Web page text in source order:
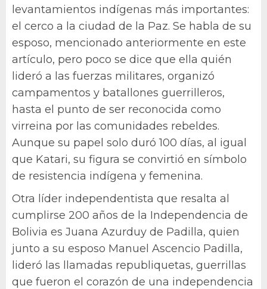
levantamientos indígenas más importantes:
el cerco a la ciudad de la Paz. Se habla de su
esposo, mencionado anteriormente en este
artículo, pero poco se dice que ella quién
lideró a las fuerzas militares, organizó
campamentos y batallones guerrilleros,
hasta el punto de ser reconocida como
virreina por las comunidades rebeldes.
Aunque su papel solo duró 100 días, al igual
que Katari, su figura se convirtió en símbolo
de resistencia indígena y femenina.
Otra líder independentista que resalta al
cumplirse 200 años de la Independencia de
Bolivia es Juana Azurduy de Padilla, quien
junto a su esposo Manuel Ascencio Padilla,
lideró las llamadas republiquetas, guerrillas
que fueron el corazón de una independencia